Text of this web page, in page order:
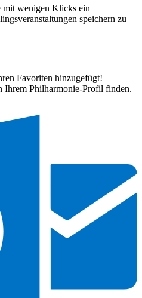
mit wenigen Klicks ein
speichern zu
Favoriten hinzugefügt!
Ihrem Philharmonie-Profil finden.